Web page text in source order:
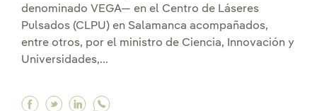
denominado VEGA— en el Centro de Láseres
Pulsados (CLPU) en Salamanca acompañados,
entre otros, por el ministro de Ciencia, Innovación y
Universidades,...
Facebook Ignacio Galán asiste, junto a SS.
Twitter Ignacio Galán asiste, junto a SS.
Linkedin Ignacio Galán asiste, junto a